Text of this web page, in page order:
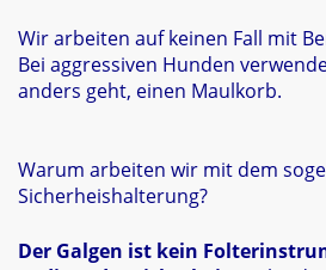
Wir arbeiten auf keinen Fall mit
Bei aggressiven Hunden
anders geht, einen Maulkorb.
Warum arbeiten wir mit dem
Sicherheishalterung?
Der Galgen ist kein